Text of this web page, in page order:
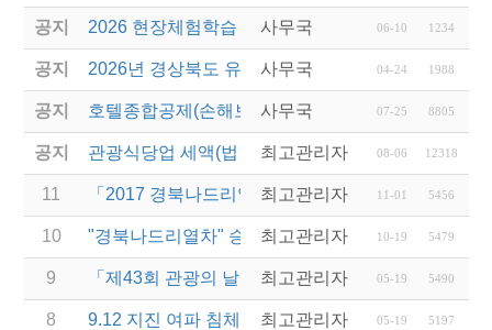
공지 2026 현장체험학습 안전과정(신규.재강습)
사무국 06-10 1234
공지 2026년 경상북도 유니크베뉴를 활용한 MICE행사
사무국 04-24 1988
공지 호텔종합공제(손해보험) 서비스 안내
사무국 07-25 8805
공지 관광식당업 세액(법인세 및 소득세)감면 제도 안내
최고관리자 08-06 12318
11 「2017 경북나드리열차 전담여행사 운영」 모집 공
최고관리자 11-01 5456
10 "경북나드리열차" 승무원 계약직 근로자 모집
최고관리자 10-19 5479
9 「제43회 관광의 날 기념식」개최(최초게시일
최고관리자 05-19 5490
8 9.12 지진 여파 침체된 관광산업 회복을 위한 대국
최고관리자 05-19 5197